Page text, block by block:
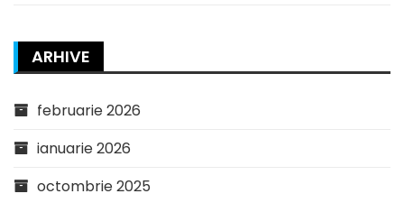
ARHIVE
februarie 2026
ianuarie 2026
octombrie 2025